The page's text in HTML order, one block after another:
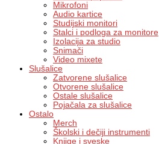
Mikrofoni
Audio kartice
Studijski monitori
Stalci i podloga za monitore
Izolacija za studio
Snimači
Video mixete
Slušalice
Zatvorene slušalice
Otvorene slušalice
Ostale slušalice
Pojačala za slušalice
Ostalo
Merch
Školski i dečiji instrumenti
Knjige i sveske